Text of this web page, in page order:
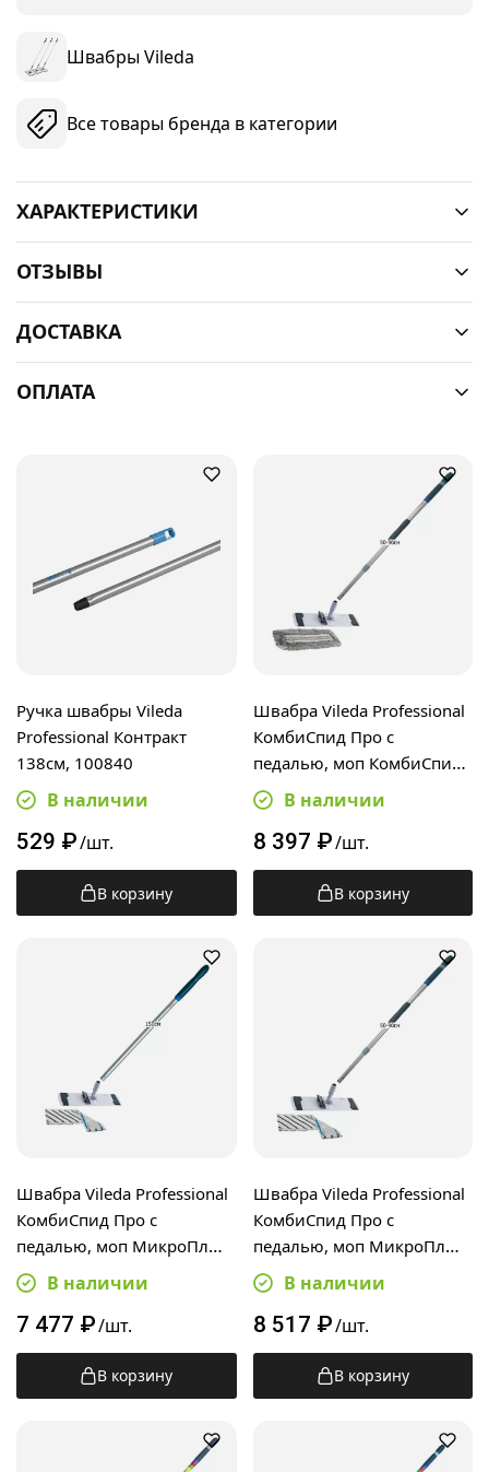
Швабры Vileda
Все товары бренда в категории
ХАРАКТЕРИСТИКИ
ОТЗЫВЫ
ДОСТАВКА
ОПЛАТА
Ручка швабры Vileda
Professional Контракт
138см, 100840
В наличии
529 ₽/шт.
В корзину
Швабра Vileda Professional
КомбиСпид Про с
педалью, моп КомбиСпид
Трио RUS 40см,
телескопическая ручка 50-
90см
В наличии
8 397 ₽/шт.
В корзину
Швабра Vileda Professional
КомбиСпид Про с
педалью, моп МикроПлюс
40см, алюминиевая ручка
150см
В наличии
7 477 ₽/шт.
В корзину
Швабра Vileda Professional
КомбиСпид Про с
педалью, моп МикроПлюс
40см, телескопическая
ручка 50-90см
В наличии
8 517 ₽/шт.
В корзину